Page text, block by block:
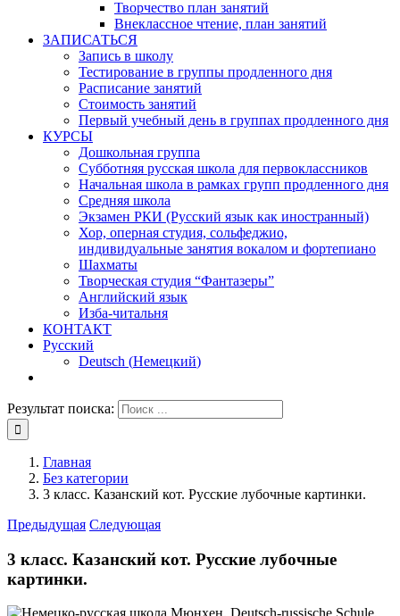
Творчество план занятий
Внеклассное чтение, план занятий
ЗАПИСАТЬСЯ
Запись в школу
Тестирование в группы продленного дня
Расписание занятий
Стоимость занятий
Первый учебный день в группах продленного дня
КУРСЫ
Дошкольная группа
Субботняя русская школа для первоклассников
Начальная школа в рамках групп продленного дня
Средняя школа
Экзамен РКИ (Русский язык как иностранный)
Хор, оперная студия, сольфеджио,
индивидуальные занятия вокалом и фортепиано
Шахматы
Творческая студия “Фантазеры”
Английский язык
Изба-читальня
КОНТАКТ
Русский
Deutsch (Немецкий)
Результат поиска:
Главная
Без категории
3 класс. Казанский кот. Русские лубочные картинки.
Предыдущая Следующая
3 класс. Казанский кот. Русские лубочные
картинки.